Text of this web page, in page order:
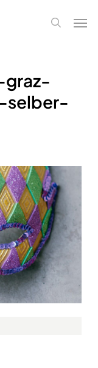
search
graz-
selber-